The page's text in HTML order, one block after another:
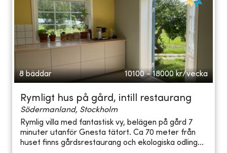
8 bäddar 10100 - 18000 kr/vecka
Rymligt hus på gård, intill restaurang
Södermanland, Stockholm
Rymlig villa med fantastisk vy, belägen på gård 7
minuter utanför Gnesta tätort. Ca 70 meter från
huset finns gårdsrestaurang och ekologiska odling...